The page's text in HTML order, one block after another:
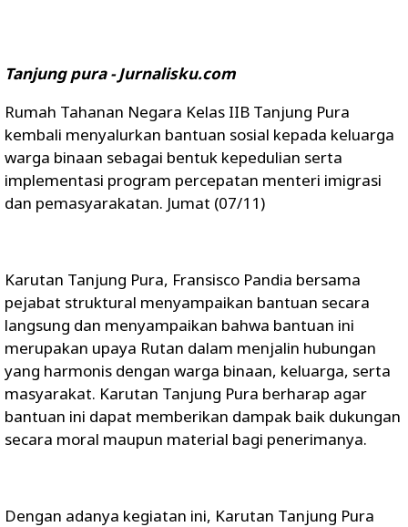
Tanjung pura - Jurnalisku.com
Rumah Tahanan Negara Kelas IIB Tanjung Pura
kembali menyalurkan bantuan sosial kepada keluarga
warga binaan sebagai bentuk kepedulian serta
implementasi program percepatan menteri imigrasi
dan pemasyarakatan. Jumat (07/11)
Karutan Tanjung Pura, Fransisco Pandia bersama
pejabat struktural menyampaikan bantuan secara
langsung dan menyampaikan bahwa bantuan ini
merupakan upaya Rutan dalam menjalin hubungan
yang harmonis dengan warga binaan, keluarga, serta
masyarakat. Karutan Tanjung Pura berharap agar
bantuan ini dapat memberikan dampak baik dukungan
secara moral maupun material bagi penerimanya.
Dengan adanya kegiatan ini, Karutan Tanjung Pura